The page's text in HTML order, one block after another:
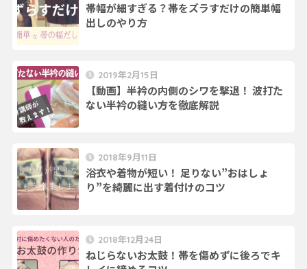
帯幅が細すぎる？帯をズラすだけの簡単幅
出しのやり方
2019年2月15日
【動画】半衿の内側のシワを撃退！ 波打た
ない半衿の縫い方を徹底解説
2018年9月11日
浴衣や着物が短い！ 足りない”おはしょ
り”を綺麗に出す着付けのコツ
2018年12月24日
ねじらないお太鼓！帯を傷めずに後ろでキ